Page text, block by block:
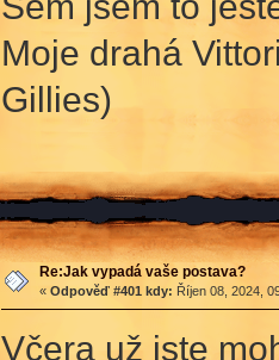
Moje drahá
Gillies)
Re:Jak vypadá vaše postava?
« Odpověď #401 kdy: Říjen 08, 2024,
Včera už jste